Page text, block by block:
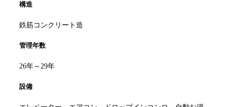
構造
鉄筋コンクリート造
管理年数
26年～29年
設備